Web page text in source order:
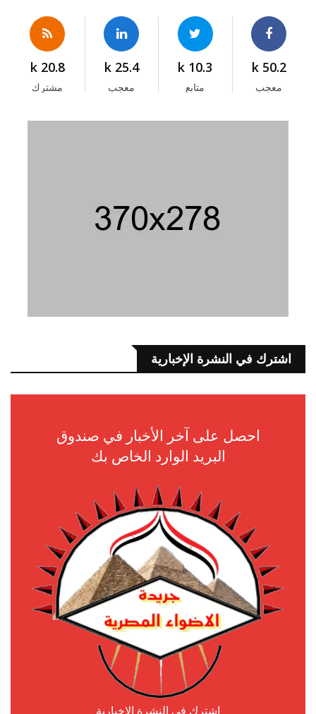
50.2 k
معجب
10.3 k
متابع
25.4 k
معجب
20.8 k
مشترك
اشترك في النشرة الإخبارية
احصل على آخر الأخبار في صندوق
البريد الوارد الخاص بك
اشترك في النشرة الإخبارية